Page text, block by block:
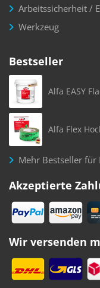
Arbeitssicherheit /
Werkzeug
Bestseller
Alfa EASY
Alfa Flex
Mehr Bestseller
Akzeptierte
Wir versenden